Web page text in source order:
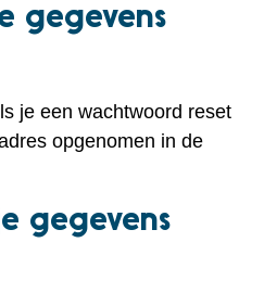
gegevens
je een wachtwoord reset
opgenomen in de
gegevens